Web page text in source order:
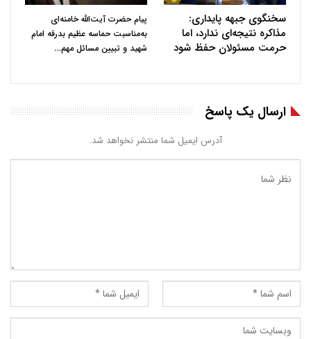
سخنگوی جبهه پایداری:
مذاکره نتیجه‌ای ندارد، اما
حرمت مسئولان حفظ شود
پیام حضرت آیت‌الله خامنه‌ای
به‌مناسبت حماسه عظیم بدرقه امام
شهید و تبیین مسائل مهم…
ارسال یک پاسخ
آدرس ایمیل شما منتشر نخواهد شد.